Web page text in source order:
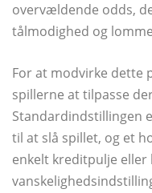
overvældende odds,
tålmodighed og
For at modvirke dette
spillerne at tilpasse
Standardindstillingen
til at slå spillet, og et
enkelt kreditpulje eller